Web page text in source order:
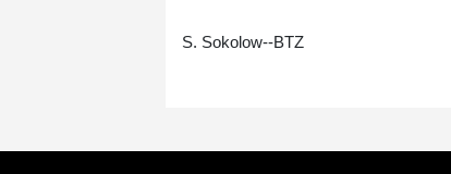
S. Sokolow--BTZ